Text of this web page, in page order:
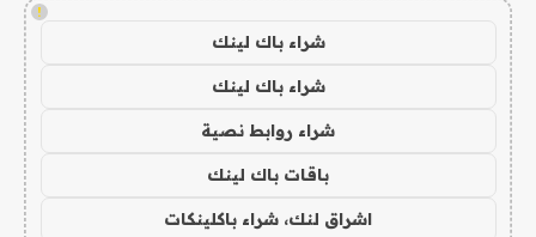
!
شراء باك لينك
شراء باك لينك
شراء روابط نصية
باقات باك لينك
اشراق لنك، شراء باكلينكات